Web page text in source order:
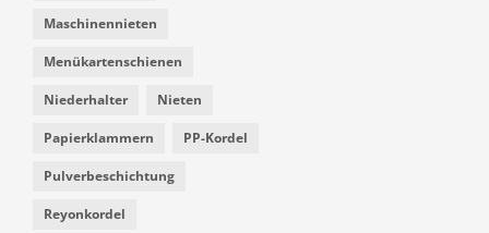
Maschinennieten
Menükartenschienen
Niederhalter Nieten
Papierklammern PP-Kordel
Pulverbeschichtung
Reyonkordel